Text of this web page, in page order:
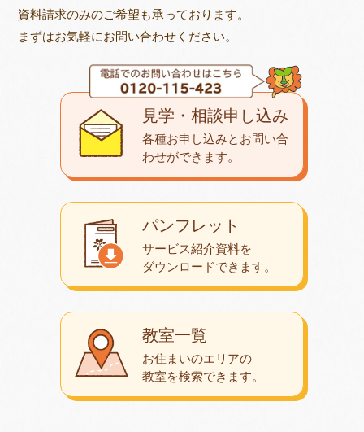
資料請求のみのご希望も承っております。
まずはお気軽にお問い合わせください。
教室一覧
お住まいのエリアの
教室を検索できます。
パンフレット
サービス紹介資料を
ダウンロードできます。
見学・相談申し込み
各種お申し込みとお問い合
わせができます。